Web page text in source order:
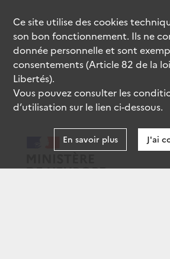
Ce site utilise descookies
son bon fonctionnement. Ils ne
donnée personnelle et sont
consentements (Article 82 de la
Libertés).
Vous pouvez consulter les
d’utilisation sur le lien ci-dessous.
En savoir plus J'ai